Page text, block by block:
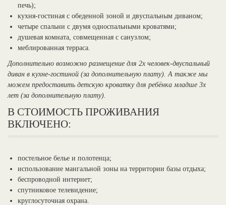
печь);
кухня-гостиная с обеденной зоной и двуспальным диваном;
четыре спальни с двумя односпальными кроватями;
душевая комната, совмещенная с санузлом;
меблированная терраса.
Дополнительно возможно размещение для 2х человек-двуспальный
диван в кухне-гостиной (за дополнительную плату). А также мы
можем предоставить детскую кроватку для ребёнка младше 3х
лет (за дополнительную плату).
В СТОИМОСТЬ ПРОЖИВАНИЯ
ВКЛЮЧЕНО:
постельное белье и полотенца;
использование мангальной зоны на территории базы отдыха;
беспроводной интернет;
спутниковое телевидение;
круглосуточная охрана.